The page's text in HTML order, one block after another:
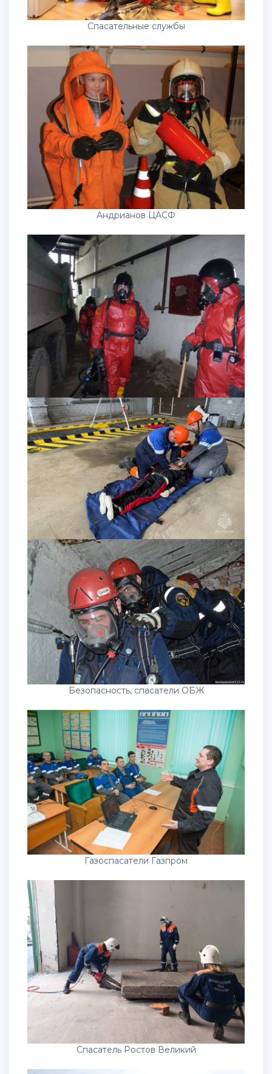
Спасательные службы
Андрианов ЦАСФ
Безопасность, спасатели ОБЖ
Газоспасатели Газпром
Спасатель Ростов Великий